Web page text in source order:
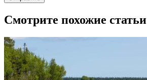
Смотрите похожие статьи